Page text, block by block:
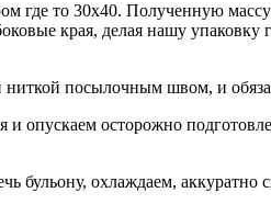
где то 30х40. Полученную
края, делая нашу
посылочным швом, и
опускаем осторожно
бульону, охлаждаем,